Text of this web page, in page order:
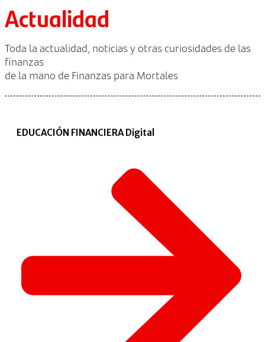
Actualidad
Toda la actualidad, noticias y otras curiosidades de las
finanzas
de la mano de Finanzas para Mortales
EDUCACIÓN FINANCIERA Digital